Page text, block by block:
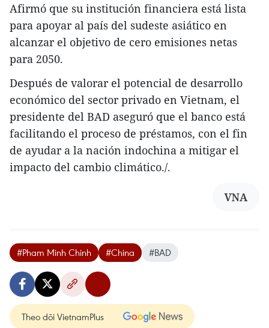
Afirmó que su institución financiera está lista
para apoyar al país del sudeste asiático en
alcanzar el objetivo de cero emisiones netas
para 2050.
Después de valorar el potencial de desarrollo
económico del sector privado en Vietnam, el
presidente del BAD aseguró que el banco está
facilitando el proceso de préstamos, con el fin
de ayudar a la nación indochina a mitigar el
impacto del cambio climático./.
VNA
#Pham Minh Chinh #China #BAD
Theo dõi VietnamPlus